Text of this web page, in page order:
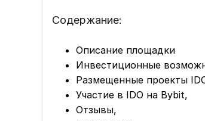
Содержание:
Описание площадки
Инвестиционные
Размещенные проекты
Участие в IDO на Bybit,
Отзывы,